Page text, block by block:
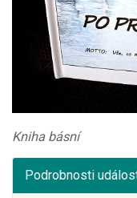
Kniha básní
Podrobnosti